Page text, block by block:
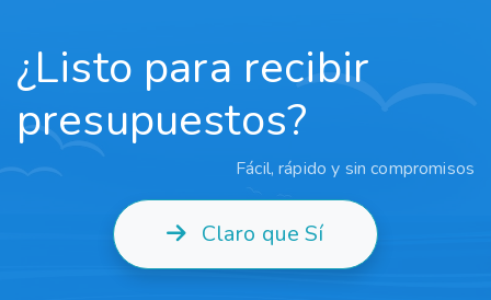
¿Listo para recibir
presupuestos?
Fácil, rápido y sin compromisos
Claro que Sí